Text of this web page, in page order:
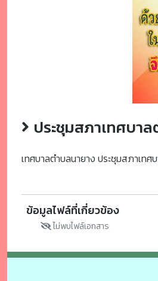
ประชุมสภาเทศบา
เทศบาลตำบลนายาง ประชุมสภาเท
ข้อมูลไฟล์ที่เกี่ยวข้อง
ไม่พบไฟล์เอกสาร